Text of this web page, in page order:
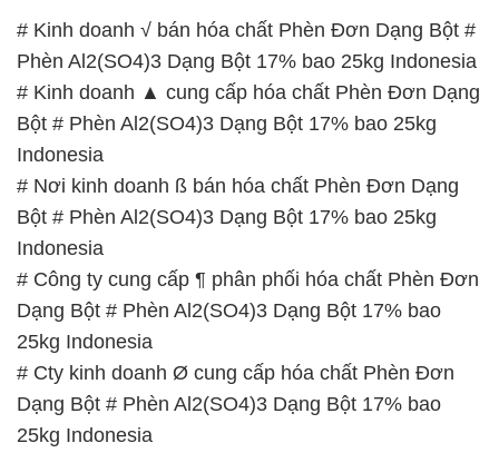
# Kinh doanh √ bán hóa chất Phèn Đơn Dạng Bột #
Phèn Al2(SO4)3 Dạng Bột 17% bao 25kg Indonesia
# Kinh doanh ▲ cung cấp hóa chất Phèn Đơn Dạng
Bột # Phèn Al2(SO4)3 Dạng Bột 17% bao 25kg
Indonesia
# Nơi kinh doanh ß bán hóa chất Phèn Đơn Dạng
Bột # Phèn Al2(SO4)3 Dạng Bột 17% bao 25kg
Indonesia
# Công ty cung cấp ¶ phân phối hóa chất Phèn Đơn
Dạng Bột # Phèn Al2(SO4)3 Dạng Bột 17% bao
25kg Indonesia
# Cty kinh doanh Ø cung cấp hóa chất Phèn Đơn
Dạng Bột # Phèn Al2(SO4)3 Dạng Bột 17% bao
25kg Indonesia